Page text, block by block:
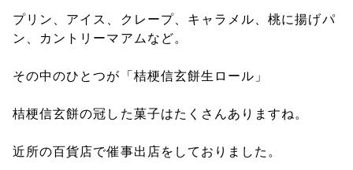
プリン、アイス、クレープ、キャラメル、桃に揚げパ
ン、カントリーマアムなど。
その中のひとつが「桔梗信玄餅生ロール」
桔梗信玄餅の冠した菓子はたくさんありますね。
近所の百貨店で催事出店をしておりました。